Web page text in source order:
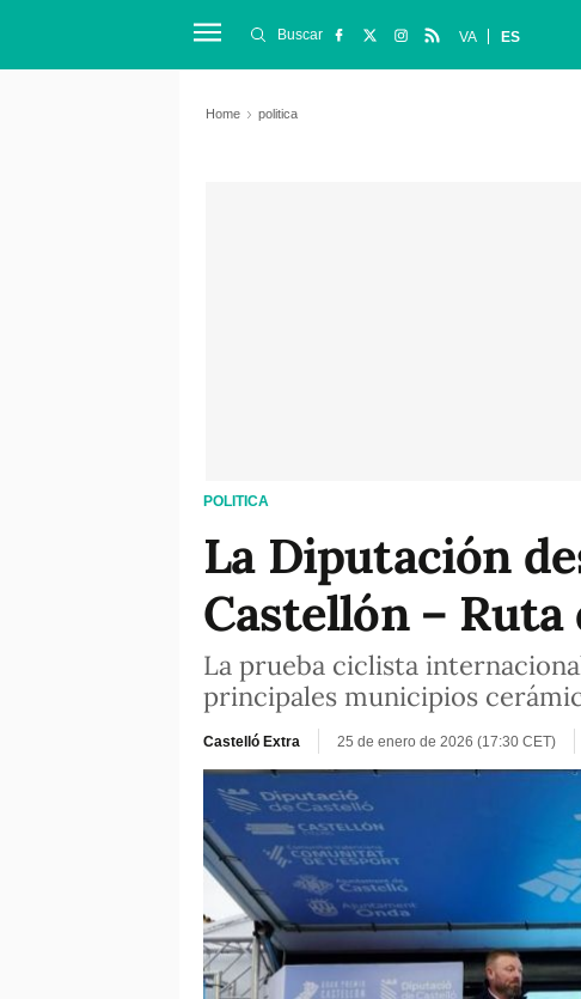
Buscar VA ES
Home politica
POLITICA
La Diputación
Castellón –
La prueba ciclista
principales municipios
Castelló Extra 25 de enero de 2026 (17:30 CET)